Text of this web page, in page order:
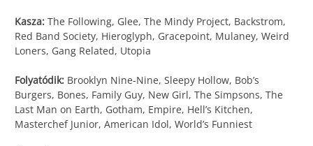
Kasza: The Following, Glee, The Mindy Project, Backstrom,
Red Band Society, Hieroglyph, Gracepoint, Mulaney, Weird
Loners, Gang Related, Utopia
Folyatódik: Brooklyn Nine-Nine, Sleepy Hollow, Bob’s
Burgers, Bones, Family Guy, New Girl, The Simpsons, The
Last Man on Earth, Gotham, Empire, Hell’s Kitchen,
Masterchef Junior, American Idol, World’s Funniest